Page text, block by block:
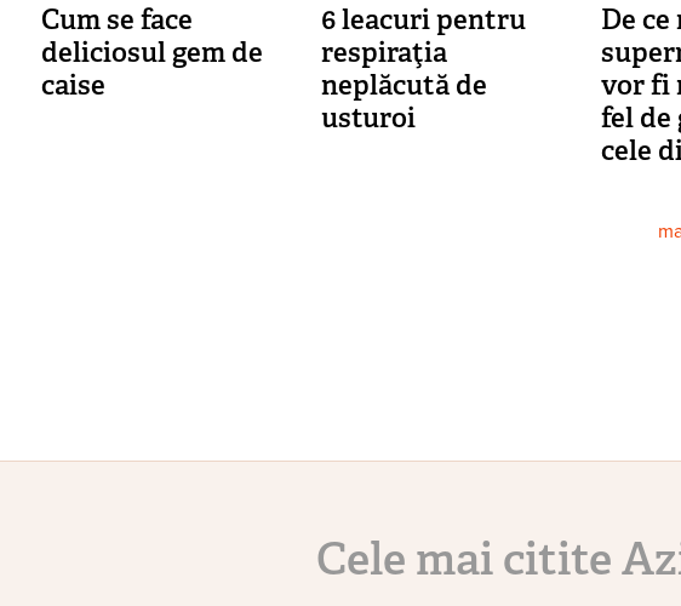
Cum se face
deliciosul gem de
caise
6 leacuri pentru
respiraţia
neplăcută de
usturoi
De
vor fi
fel de
cele
Cele mai citite